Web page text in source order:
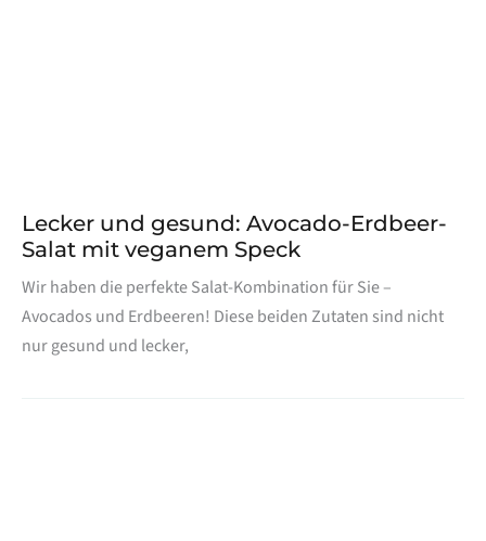
Lecker und gesund: Avocado-Erdbeer-
Salat mit veganem Speck
Wir haben die perfekte Salat-Kombination für Sie –
Avocados und Erdbeeren! Diese beiden Zutaten sind nicht
nur gesund und lecker,